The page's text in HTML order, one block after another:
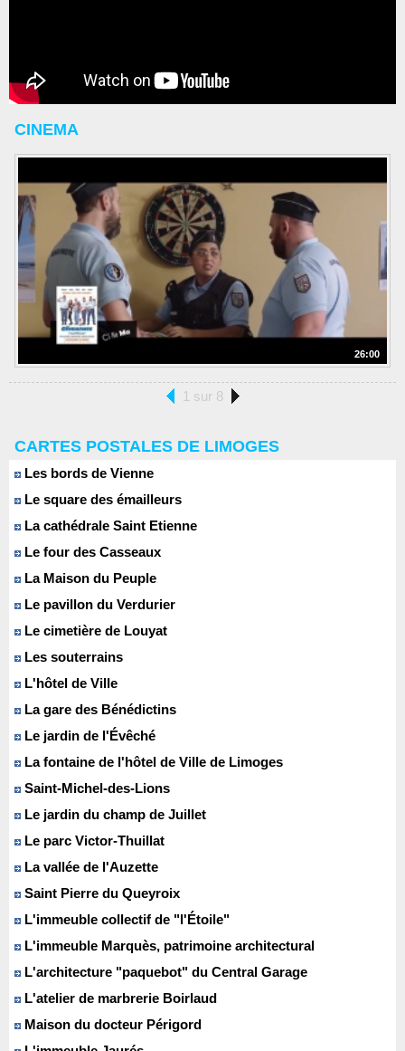
CINEMA
26:00
1 sur 8
CARTES POSTALES DE LIMOGES
Les bords de Vienne
Le square des émailleurs
La cathédrale Saint Etienne
Le four des Casseaux
La Maison du Peuple
Le pavillon du Verdurier
Le cimetière de Louyat
Les souterrains
L'hôtel de Ville
La gare des Bénédictins
Le jardin de l'Évêché
La fontaine de l'hôtel de Ville de Limoges
Saint-Michel-des-Lions
Le jardin du champ de Juillet
Le parc Victor-Thuillat
La vallée de l'Auzette
Saint Pierre du Queyroix
L'immeuble collectif de "l'Étoile"
L'immeuble Marquès, patrimoine architectural
L'architecture "paquebot" du Central Garage
L'atelier de marbrerie Boirlaud
Maison du docteur Périgord